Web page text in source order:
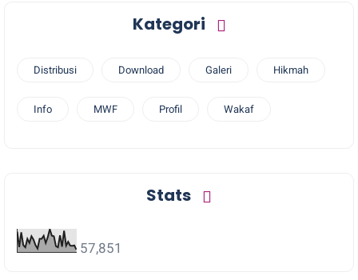
Kategori
Distribusi Download Galeri Hikmah
Info MWF Profil Wakaf
Stats
57,851